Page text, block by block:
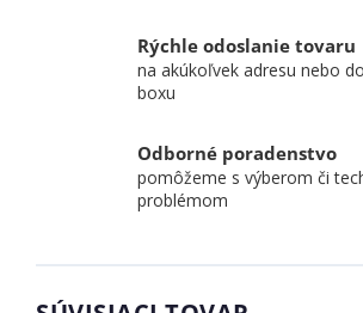
Rýchle odoslanie tovaru
na akúkoľvek adresu nebo
boxu
Odborné poradenstvo
pomôžeme s výberom či
problémom